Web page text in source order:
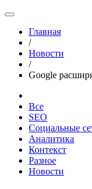
Главная
/
Новости
/
Google
Все
SEO
Социальные
Аналитика
Контекст
Разное
Новости